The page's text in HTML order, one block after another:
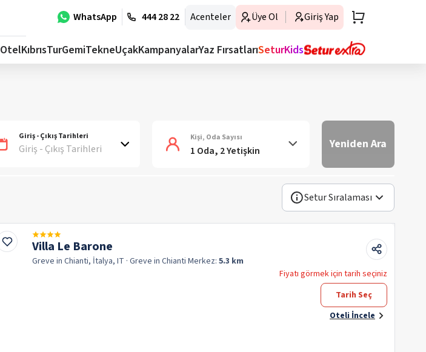
WhatsApp 444 28 22 Acenteler Üye Ol Giriş Yap
OtelKıbrısTurGemiTekneUçakKampanyalarYaz FırsatlarıSeturKids
Giriş - Çıkış Tarihleri
Giriş - Çıkış Tarihleri
Kişi, Oda Sayısı
1 Oda, 2 Yetişkin Yeniden Ara
Setur Sıralaması
Villa Le Barone
Greve in Chianti, İtalya, IT · Greve in Chianti Merkez: 5.3 km
Fiyatı görmek için tarih seçiniz
Tarih Seç
Oteli İncele